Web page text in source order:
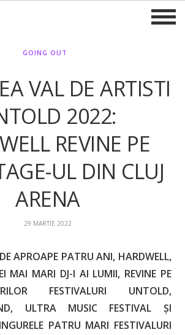
GOING OUT
VAL DE ARTISTI
2022:
REVINE PE
UL DIN CLUJ
ARENA
29 MARTIE 2022
APROAPE PATRU ANI, HARDWELL,
MAI MARI DJ-I AI LUMII, REVINE PE
FESTIVALURI UNTOLD,
ULTRA MUSIC FESTIVAL ȘI
PATRU MARI FESTIVALURI